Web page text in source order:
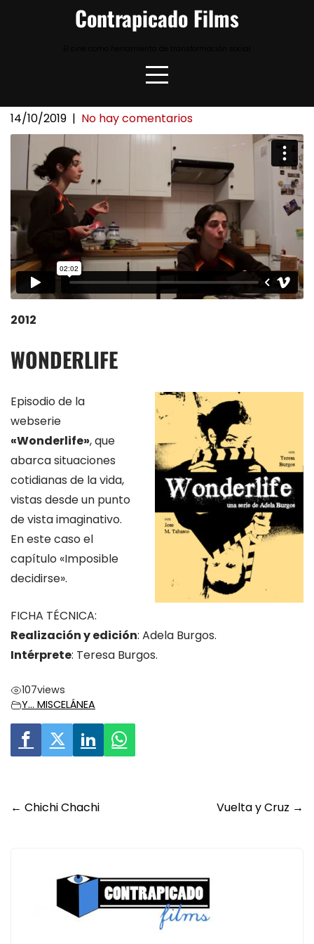
Contrapicado Films
14/10/2019 | No hay comentarios
2012
WONDERLIFE
Episodio de la
webserie
«Wonderlife», que
abarca situaciones
cotidianas de la vida,
vistas desde un punto
de vista imaginativo.
En este caso el
capítulo «Imposible
decidirse».
FICHA TÉCNICA:
Realización y edición: Adela Burgos.
Intérprete: Teresa Burgos.
107views
Y... MISCELÁNEA
Post
← Chichi Chachi Vuelta y Cruz →